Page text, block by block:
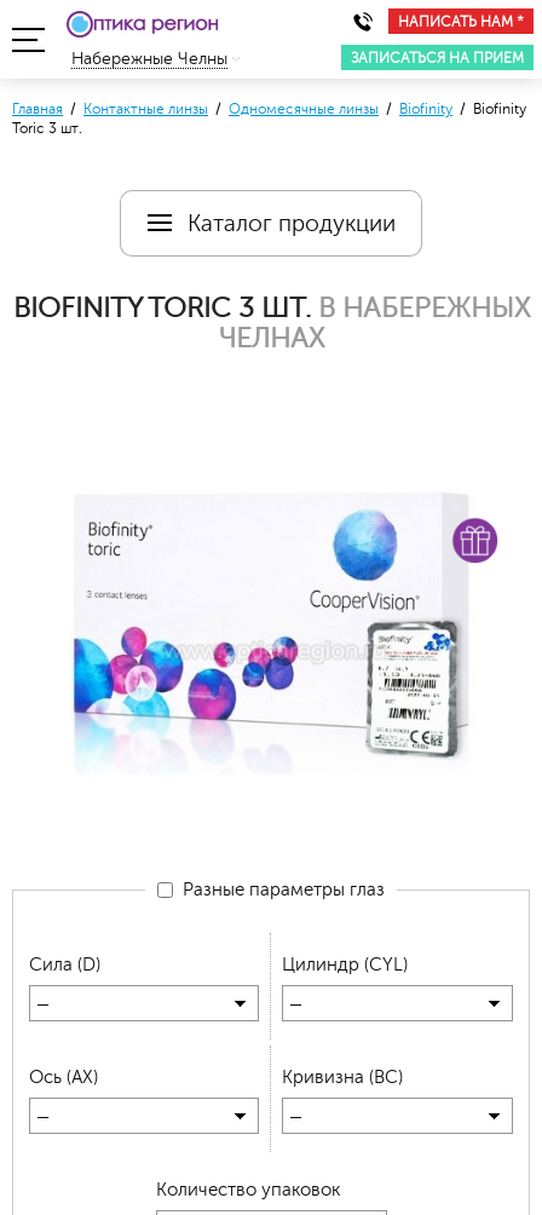
НАПИСАТЬ НАМ *
ЗАПИСАТЬСЯ НА ПРИЕМ
Набережные Челны
Главная / Контактные линзы / Одномесячные линзы / Biofinity / Biofinity
Toric 3 шт.
Каталог продукции
BIOFINITY TORIC 3 ШТ.В НАБЕРЕЖНЫХ
ЧЕЛНАХ
Разные параметры глаз
Сила (D)
—
Цилиндр (CYL)
—
Ось (AX)
—
Кривизна (BC)
—
Количество упаковок